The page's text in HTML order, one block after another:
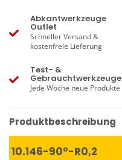
Abkantwerkzeuge
Outlet
Schneller Versand &
kostenfreie Lieferung
Test- &
Gebrauchtwerkzeuge
Jede Woche neue Produkte
Produktbeschreibung
10.146-90°-R0,2